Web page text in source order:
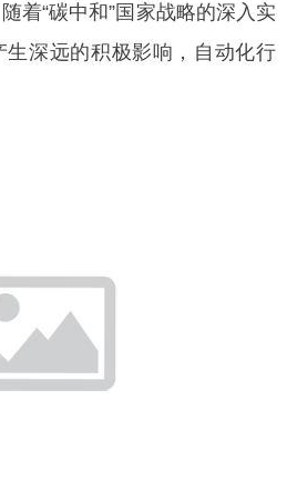
着“碳中和”国家战略的深入实
深远的积极影响，自动化行